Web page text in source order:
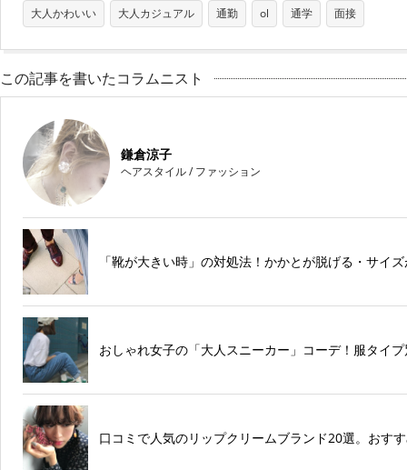
大人かわいい 大人カジュアル 通勤 ol 通学 面接
この記事を書いたコラムニスト
鎌倉涼子
ヘアスタイル/ファッション
「靴が大きい時」の対処法！かかとが脱げる・サイ
おしゃれ女子の「大人スニーカー」コーデ！服タイ
口コミで人気のリップクリームブランド20選。おす